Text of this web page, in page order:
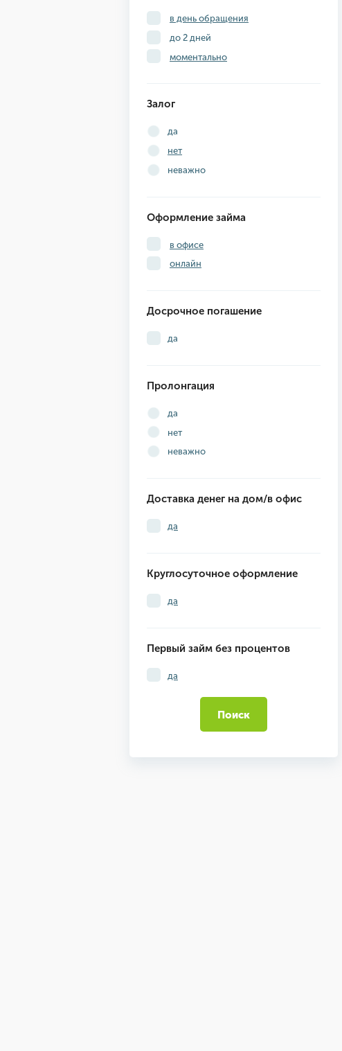
в день обращения
до 2 дней
моментально
Залог
да
нет
неважно
Оформление займа
в офисе
онлайн
Досрочное погашение
да
Пролонгация
да
нет
неважно
Доставка денег на дом/в офис
да
Круглосуточное оформление
да
Первый займ без процентов
да
Поиск